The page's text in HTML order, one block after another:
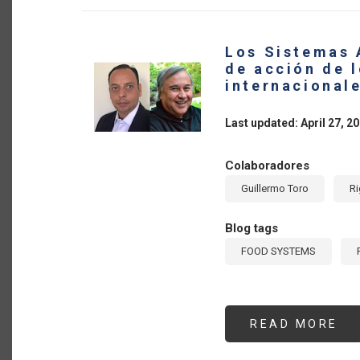
LA
DE
Los Sistemas
de acción de
Last updated: April 27,
Colaboradores
Guillermo Toro
Blog tags
FOOD SYSTEMS
READ MORE